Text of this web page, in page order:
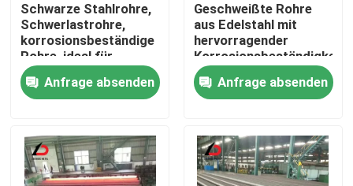
Zu Hause
Videos
Schwarze Stahlrohre,
Schwerlastrohre,
korrosionsbeständige
Rohre, ideal für
Struktur-, Pipeline-
und Bauanwendungen
Anfrage absenden
Geschweißte Rohre
aus Edelstahl mit
hervorragender
Korrosionsbeständigkeit
für
Wasserversorgungs-
und
Anfrage absenden